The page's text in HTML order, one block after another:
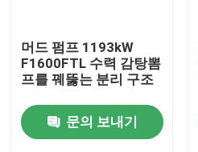
공장 투어
품질 관리
연락처
머드 펌프 1193kW
F1600FTL 수력 감탕뽐
프를 꿰뚫는 분리 구조
문의 보내기